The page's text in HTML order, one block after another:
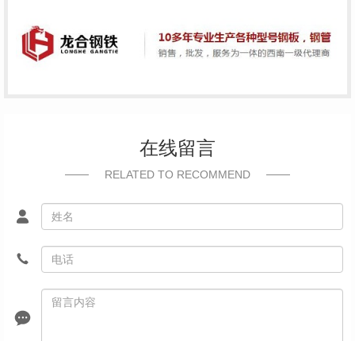
在线留言
RELATED TO RECOMMEND